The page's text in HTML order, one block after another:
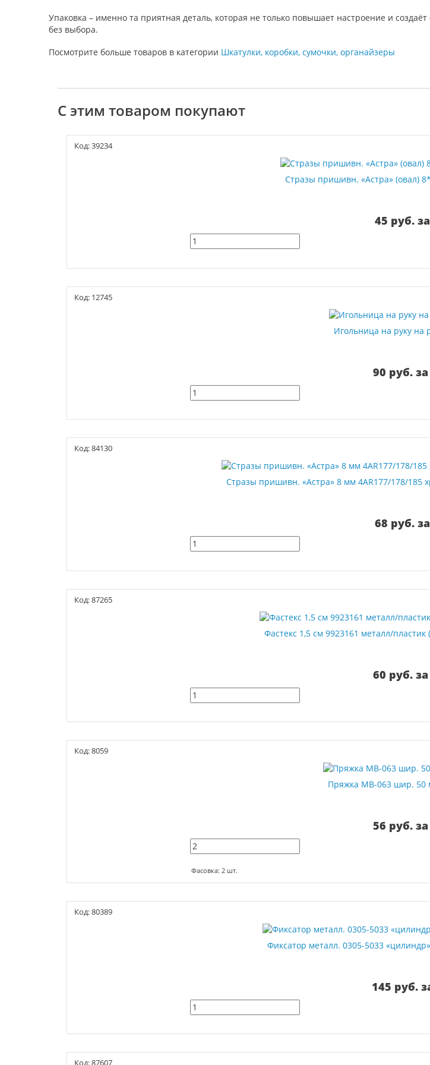
Упаковка – именно та приятная деталь, которая не только повышает настроение и
без выбора.
Посмотрите больше товаров в категории Шкатулки, коробки, сумочки, органайзеры
С этим товаром покупают
Код: 39234
Стразы пришивн. «Астра» (овал)
45 руб.
Код: 12745
Игольница на руку на
90 руб.
Код: 84130
Стразы пришивн. «Астра» 8 мм 4AR177/178/185
68 руб.
Код: 87265
Фастекс 1,5 см 9923161 металл/
60 руб.
Код: 8059
Пряжка MB-063 шир.
56 руб.
Фасовка: 2 шт.
Код: 80389
Фиксатор металл. 0305-5033
145 руб.
Код: 87607